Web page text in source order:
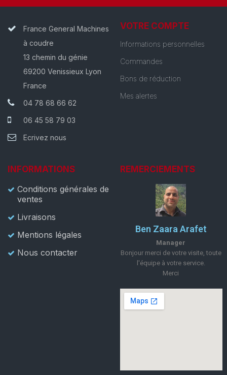
France General Machines
à coudre
13 chemin du génie
69200 Venissieux Lyon
France
04 78 68 66 62
06 45 58 79 03
Ecrivez nous
VOTRE COMPTE
Informations personnelles
Commandes
Bons de réduction
Mes alertes
INFORMATIONS
Conditions générales de
ventes
Livraisons
Mentions légales
Nous contacter
REMERCIEMENTS
Ben Zaara Arafet
Manager
Bonjour merci de votre visite, toute
l'équipe à votre service.
Merci